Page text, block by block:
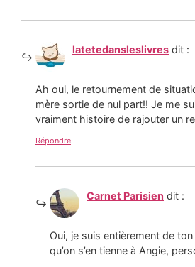
latetedansleslivres dit :
Ah oui, le retournement de
mère sortie de nul part!! Je me
vraiment histoire de rajouter un
Répondre
Carnet Parisien dit :
Oui, je suis entièrement de
qu’on s’en tienne à Angie,